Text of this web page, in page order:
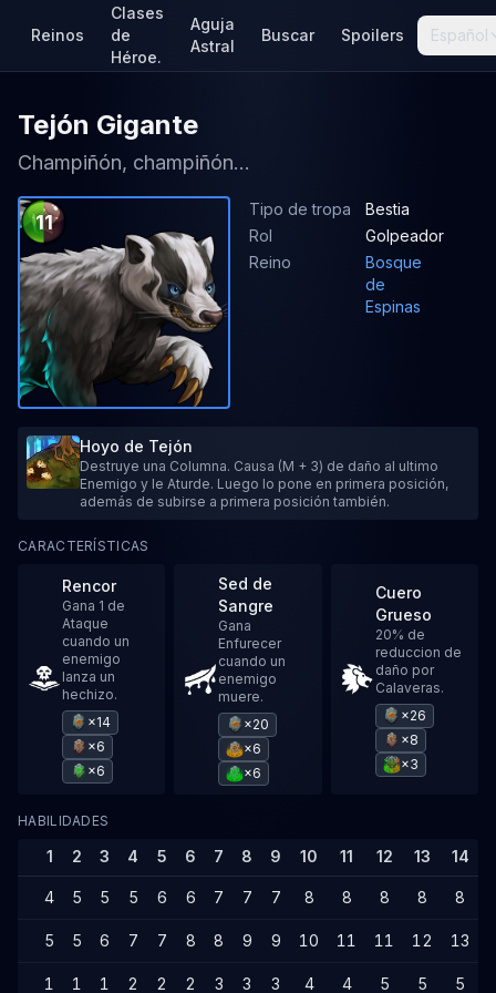
Reinos
Clases
de
Héroe.
Aguja
Astral
Buscar Spoilers Español
Tejón Gigante
Champiñón, champiñón...
11
Tipo de tropa
Bestia
Rol
Golpeador
Reino
Bosque
de
Espinas
Hoyo de Tejón
Destruye una Columna. Causa (M + 3) de daño al ultimo
Enemigo y le Aturde. Luego lo pone en primera posición,
además de subirse a primera posición también.
CARACTERÍSTICAS
Rencor
Gana 1 de
Ataque
cuando un
enemigo
lanza un
hechizo.
×14
×6
×6
Sed de
Sangre
Gana
Enfurecer
cuando un
enemigo
muere.
×20
×6
×6
Cuero
Grueso
20% de
reduccion de
daño por
Calaveras.
×26
×8
×3
HABILIDADES
1 2 3 4 5 6 7 8 9 10 11 12 13 14
4 5 5 5 6 6 7 7 7 8 8 8 8 8
5 5 6 7 7 8 8 9 9 10 11 11 12 13
1 1 1 2 2 2 3 3 3 4 4 5 5 5